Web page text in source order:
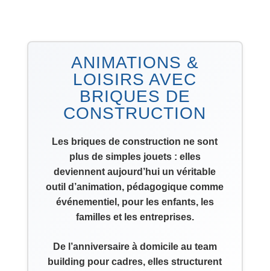
ANIMATIONS &
LOISIRS AVEC
BRIQUES DE
CONSTRUCTION
Les briques de construction ne sont
plus de simples jouets : elles
deviennent aujourd’hui un véritable
outil d’animation, pédagogique comme
événementiel, pour les enfants, les
familles et les entreprises.
De l’anniversaire à domicile au team
building pour cadres, elles structurent